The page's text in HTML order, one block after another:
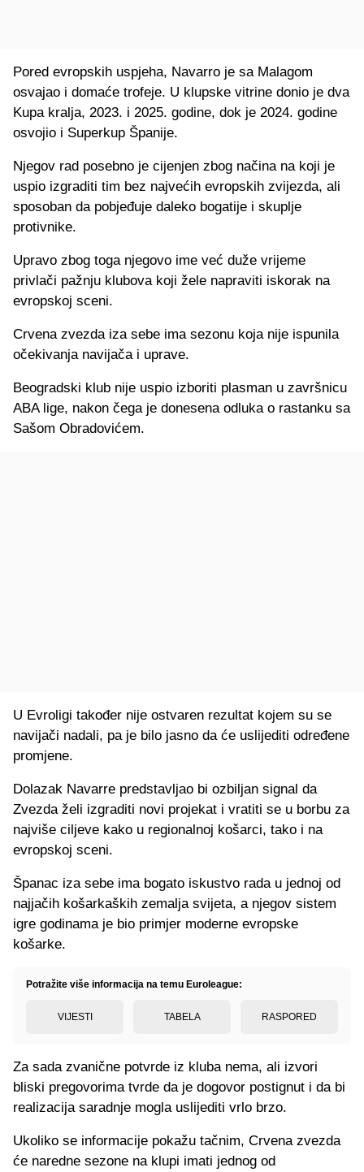
Pored evropskih uspjeha, Navarro je sa Malagom
osvajao i domaće trofeje. U klupske vitrine donio je dva
Kupa kralja, 2023. i 2025. godine, dok je 2024. godine
osvojio i Superkup Španije.
Njegov rad posebno je cijenjen zbog načina na koji je
uspio izgraditi tim bez najvećih evropskih zvijezda, ali
sposoban da pobjeđuje daleko bogatije i skuplje
protivnike.
Upravo zbog toga njegovo ime već duže vrijeme
privlači pažnju klubova koji žele napraviti iskorak na
evropskoj sceni.
Crvena zvezda iza sebe ima sezonu koja nije ispunila
očekivanja navijača i uprave.
Beogradski klub nije uspio izboriti plasman u završnicu
ABA lige, nakon čega je donesena odluka o rastanku sa
Sašom Obradovićem.
U Evroligi također nije ostvaren rezultat kojem su se
navijači nadali, pa je bilo jasno da će uslijediti određene
promjene.
Dolazak Navarre predstavljao bi ozbiljan signal da
Zvezda želi izgraditi novi projekat i vratiti se u borbu za
najviše ciljeve kako u regionalnoj košarci, tako i na
evropskoj sceni.
Španac iza sebe ima bogato iskustvo rada u jednoj od
najjačih košarkaških zemalja svijeta, a njegov sistem
igre godinama je bio primjer moderne evropske
košarke.
Potražite više informacija na temu Euroleague:
VIJESTI TABELA RASPORED
Za sada zvanične potvrde iz kluba nema, ali izvori
bliski pregovorima tvrde da je dogovor postignut i da bi
realizacija saradnje mogla uslijediti vrlo brzo.
Ukoliko se informacije pokažu tačnim, Crvena zvezda
će naredne sezone na klupi imati jednog od